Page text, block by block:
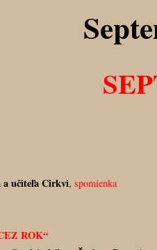
a učiteľa Cirkvi, spomienka
ROK“